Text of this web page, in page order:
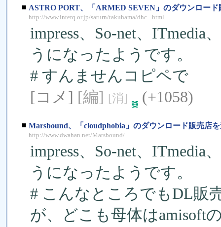
■ ASTRO PORT、「ARMED SEVEN」のダウンロード
http://www.interq.or.jp/saturn/takuhama/dhc_.html
impress、So-net、
うになったようです。
# すんませんコピペで
[コメ] [編] [消] (+1058)
■ Marsbound、「cloudphobia」のダウンロード販売店
http://www.dwahan.net/Marsbound/
impress、So-net、
うになったようです。
# こんなところでもDL販
が、どこも母体はamisoft